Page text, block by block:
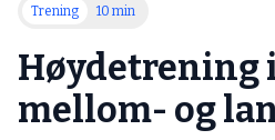
Trening 10 min
Høydetrening
mellom- og